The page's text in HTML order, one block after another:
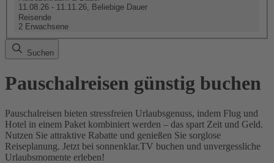
11.08.26 - 11.11.26, Beliebige Dauer
Reisende
2 Erwachsene
Suchen
Pauschalreisen günstig buchen
Pauschalreisen bieten stressfreien Urlaubsgenuss, indem Flug und
Hotel in einem Paket kombiniert werden – das spart Zeit und Geld.
Nutzen Sie attraktive Rabatte und genießen Sie sorglose
Reiseplanung. Jetzt bei sonnenklar.TV buchen und unvergessliche
Urlaubsmomente erleben!